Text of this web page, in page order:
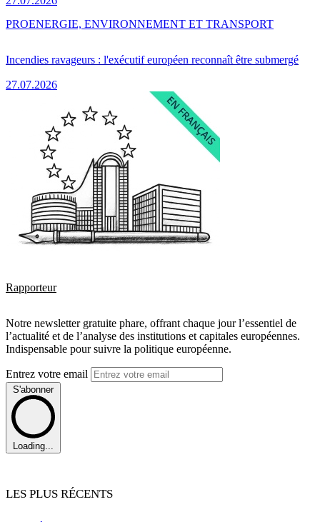
Incendies ravageurs : l'exécutif européen reconnaît être submergé
27.07.2026
PROENERGIE, ENVIRONNEMENT ET TRANSPORT
Rapporteur
Notre newsletter gratuite phare, offrant chaque jour l’essentiel de
l’actualité et de l’analyse des institutions et capitales européennes.
Indispensable pour suivre la politique européenne.
Entrez votre email
S'abonner
Loading...
LES PLUS RÉCENTS